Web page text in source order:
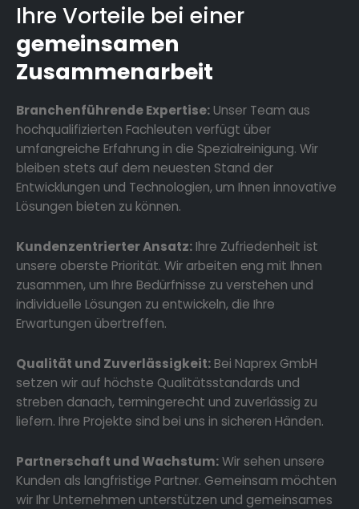
Ihre Vorteile bei einer
gemeinsamen
Zusammenarbeit
Branchenführende Expertise:Unser Team aus
hochqualifizierten Fachleuten verfügt über
umfangreiche Erfahrung in die Spezialreinigung. Wir
bleiben stets auf dem neuesten Stand der
Entwicklungen und Technologien, um Ihnen innovative
Lösungen bieten zu können.
Kundenzentrierter Ansatz:Ihre Zufriedenheit ist
unsere oberste Priorität. Wir arbeiten eng mit Ihnen
zusammen, um Ihre Bedürfnisse zu verstehen und
individuelle Lösungen zu entwickeln, die Ihre
Erwartungen übertreffen.
Qualität und Zuverlässigkeit:Bei Naprex GmbH
setzen wir auf höchste Qualitätsstandards und
streben danach, termingerecht und zuverlässig zu
liefern. Ihre Projekte sind bei uns in sicheren Händen.
Partnerschaft und Wachstum:Wir sehen unsere
Kunden als langfristige Partner. Gemeinsam möchten
wir Ihr Unternehmen unterstützen und gemeinsames